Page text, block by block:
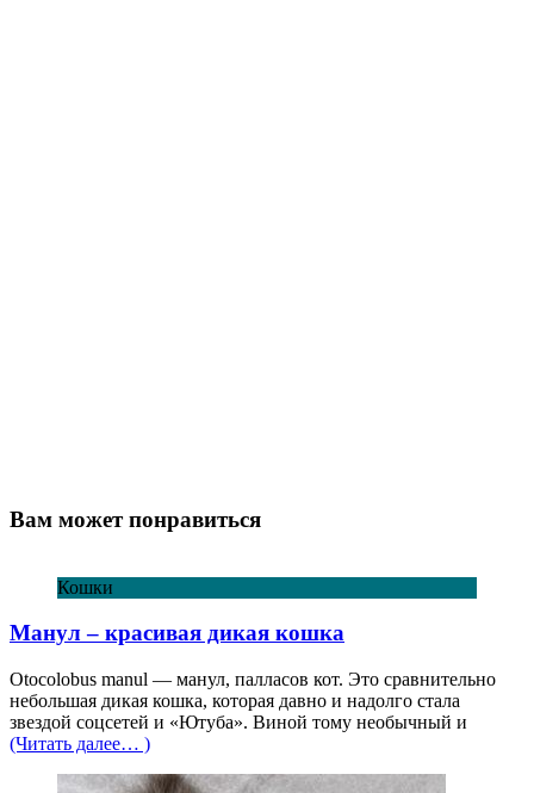
Вам может понравиться
Кошки
Манул – красивая дикая кошка
Otocolobus manul — манул, палласов кот. Это сравнительно
небольшая дикая кошка, которая давно и надолго стала
звездой соцсетей и «Ютуба». Виной тому необычный и
(Читать далее… )